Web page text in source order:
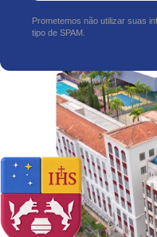
Prometemos não utilizar suas
tipo de SPAM.